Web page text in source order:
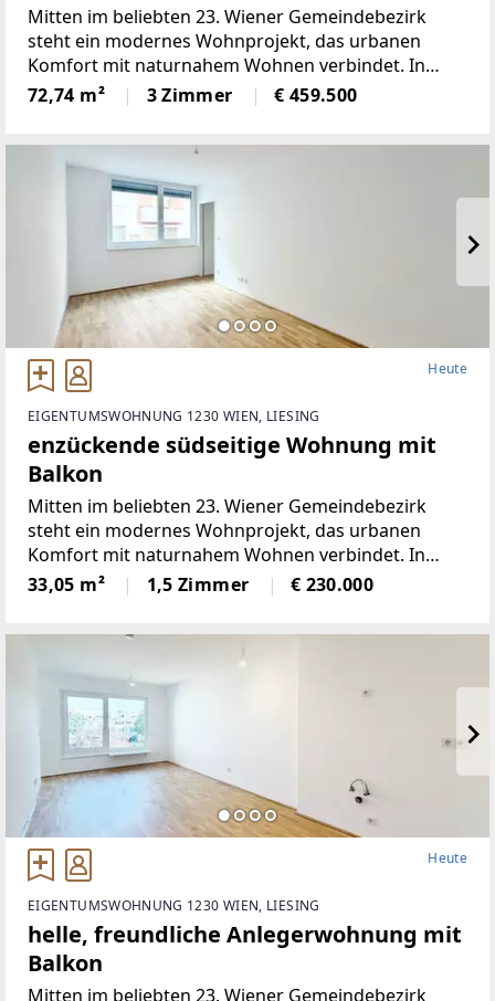
Mitten im beliebten 23. Wiener Gemeindebezirk
steht ein modernes Wohnprojekt, das urbanen
Komfort mit naturnahem Wohnen verbindet. In
ruhiger Grünlage zwischen dem Liesingbach, dem
Maurer Wald und der Perchtoldsdorfer Heide bietet
72,74 m² 3 Zimmer € 459.500
Heute
EIGENTUMSWOHNUNG 1230 WIEN, LIESING
enzückende südseitige Wohnung mit
Balkon
Mitten im beliebten 23. Wiener Gemeindebezirk
steht ein modernes Wohnprojekt, das urbanen
Komfort mit naturnahem Wohnen verbindet. In
ruhiger Grünlage zwischen dem Liesingbach, dem
Maurer Wald und der Perchtoldsdorfer Heide bietet
33,05 m² 1,5 Zimmer € 230.000
Heute
EIGENTUMSWOHNUNG 1230 WIEN, LIESING
helle, freundliche Anlegerwohnung mit
Balkon
Mitten im beliebten 23. Wiener Gemeindebezirk